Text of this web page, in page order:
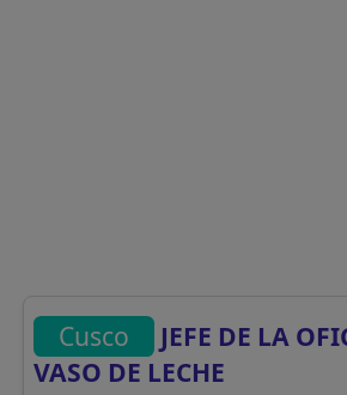
Cusco
JEFE DE LA
VASO DE LECHE